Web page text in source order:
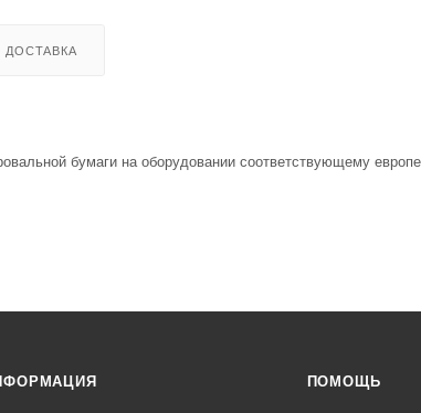
ДОСТАВКА
бумаги на оборудовании соответствующему
ПОМОЩЬ